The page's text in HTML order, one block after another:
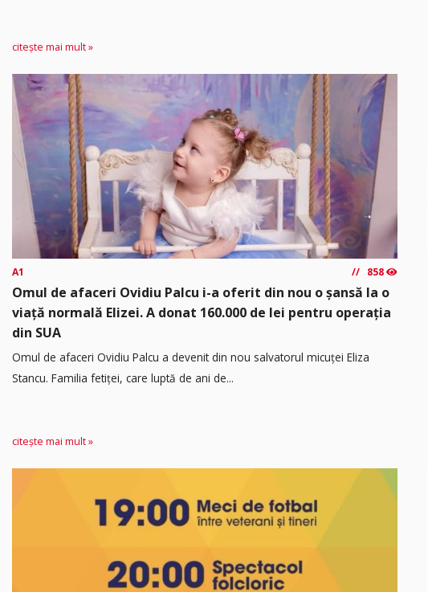
citește mai mult »
A1 858
Omul de afaceri Ovidiu Palcu i-a oferit din nou o șansă la o
viață normală Elizei. A donat 160.000 de lei pentru operația
din SUA
Omul de afaceri Ovidiu Palcu a devenit din nou salvatorul micuței Eliza
Stancu. Familia fetiței, care luptă de ani de...
citește mai mult »